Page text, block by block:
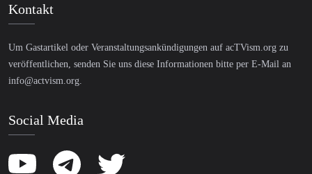
Kontakt
Um Gastartikel oder Veranstaltungsankündigungen auf acTVism.org zu
veröffentlichen, senden Sie uns diese Informationen bitte per E-Mail an
info@actvism.org
Social Media